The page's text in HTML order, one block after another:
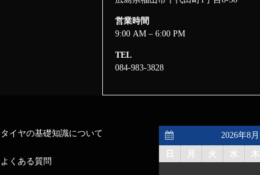
営業時間
9:00 AM – 6:00 PM
TEL
084-983-3828
タイヤの基礎知識について
よくある質問
2026年8月
日 月 火 水 木